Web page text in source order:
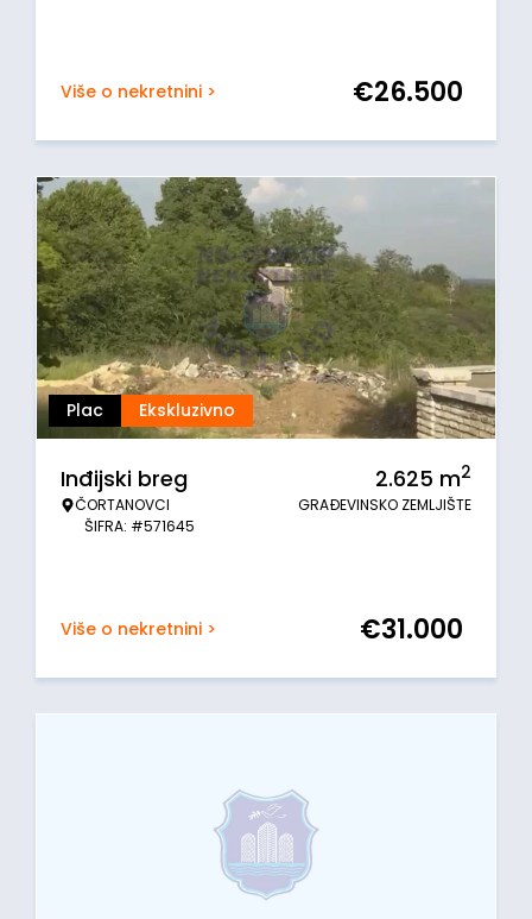
Više o nekretnini > €26.500
Plac Ekskluzivno
Inđijski breg
ČORTANOVCI
ŠIFRA: #571645
2.625 m2
GRAĐEVINSKO ZEMLJIŠTE
Više o nekretnini > €31.000